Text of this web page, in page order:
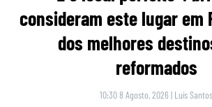
consideram este lugar em
dos melhores
reformados
10:30 8 Agosto, 2026 | Luís Santos